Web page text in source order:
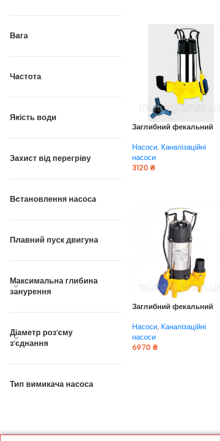
Вага
Частота
Якість води
Захист від перегріву
Встановлення насоса
Плавний пуск двигуна
Максимальна глибина
занурення
Діаметр роз’єму
з’єднання
Тип вимикача насоса
Заглибний фекальний
— 8,5 — 0,45
Насоси, Каналізаційні
насоси
3120 ₴
Заглибний фекальний
14,4 — 22 — 1,5
Насоси, Каналізаційні
насоси
6970 ₴